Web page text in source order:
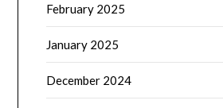
February 2025
January 2025
December 2024